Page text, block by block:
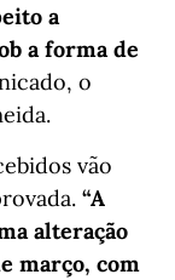
a
a forma de
o
vão
“A
alteração
março, com